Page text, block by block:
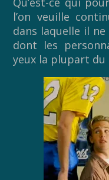
l’on veuille
dans laquelle il
dont les
yeux la plupart du